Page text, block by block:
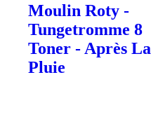
Moulin Roty -
Tungetromme 8
Toner - Après La
Pluie